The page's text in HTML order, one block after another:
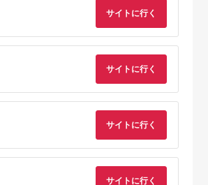
出典：ふるさとチョイ
【日本最大級 400打
席 ゴルフ練習場】ゴ
ルフ倶楽部大樹 大府
山梨県 都留市
【3,000円分】山梨県
都留市内 ゴルフ場
通利用券｜ ゴルフ
サイトに行く
サイトに行く
サイトに行く
サイトに行く